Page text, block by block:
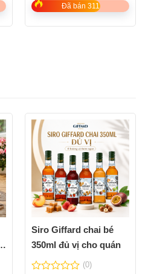
5
Đã bán 311
Siro Giffard chai bé
350ml đủ vị cho quán
(0)